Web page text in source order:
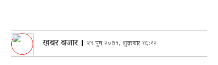
खबर बजार। २९ पुष २०७९, शुक्रबार १६:१२